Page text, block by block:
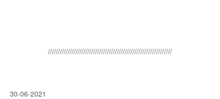
///////////////////////////////////////////////////////////////
30-06-2021